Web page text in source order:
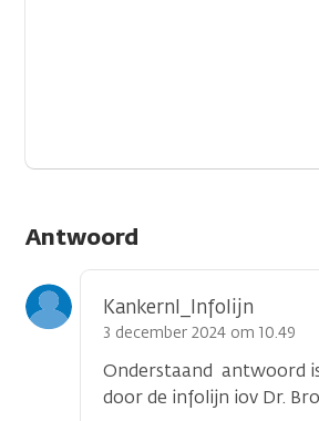
Antwoord
Kankernl_Infolijn
3 december 2024 om 10.49
Onderstaand antwoord
door de infolijn iov Dr.